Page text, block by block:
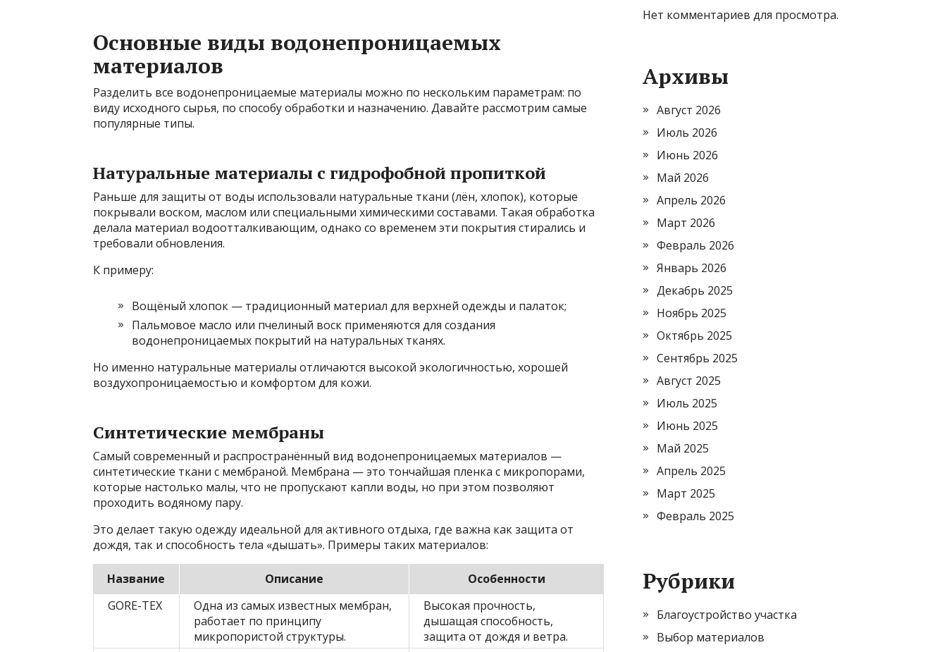
Основные виды водонепроницаемых
материалов
Разделить все водонепроницаемые материалы можно по нескольким параметрам: по
виду исходного сырья, по способу обработки и назначению. Давайте рассмотрим самые
популярные типы.
Натуральные материалы с гидрофобной пропиткой
Раньше для защиты от воды использовали натуральные ткани (лён, хлопок), которые
покрывали воском, маслом или специальными химическими составами. Такая обработка
делала материал водоотталкивающим, однако со временем эти покрытия стирались и
требовали обновления.
К примеру:
Вощёный хлопок — традиционный материал для верхней одежды и палаток;
Пальмовое масло или пчелиный воск применяются для создания
водонепроницаемых покрытий на натуральных тканях.
Но именно натуральные материалы отличаются высокой экологичностью, хорошей
воздухопроницаемостью и комфортом для кожи.
Синтетические мембраны
Самый современный и распространённый вид водонепроницаемых материалов —
синтетические ткани с мембраной. Мембрана — это тончайшая пленка с микропорами,
которые настолько малы, что не пропускают капли воды, но при этом позволяют
проходить водяному пару.
Это делает такую одежду идеальной для активного отдыха, где важна как защита от
дождя, так и способность тела «дышать». Примеры таких материалов:
Название Описание
Особенности
GORE-TEX
Одна из самых известных мембран,
работает по принципу
микропористой структуры.
Высокая прочность,
дышащая способность,
защита от дождя и ветра.
Нет комментариев для просмотра.
Архивы
Август 2026
Июль 2026
Июнь 2026
Май 2026
Апрель 2026
Март 2026
Февраль 2026
Январь 2026
Декабрь 2025
Ноябрь 2025
Октябрь 2025
Сентябрь 2025
Август 2025
Июль 2025
Июнь 2025
Май 2025
Апрель 2025
Март 2025
Февраль 2025
Рубрики
Благоустройство участка
Выбор материалов